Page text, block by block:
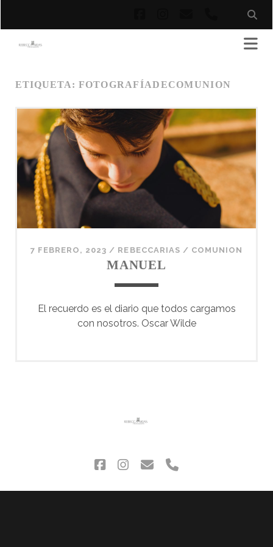
electrónico
phone
ETIQUETA: FOTOGRAFÍADECOMUNION
7 FEBRERO, 2023 / REBECCARIAS / COMUNION
MANUEL
El recuerdo es el diario que todos cargamos
con nosotros. Oscar Wilde
facebook
instagram
correophone